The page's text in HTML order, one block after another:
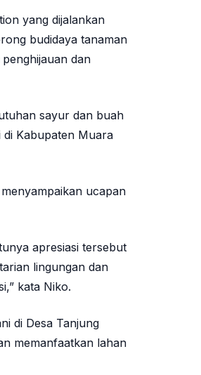
yang dijalankan
budidaya tanaman
dan
sayur dan buah
di Kabupaten Muara
ucapan
apresiasi tersebut
lingungan dan
kata Niko.
di Desa Tanjung
memanfaatkan lahan